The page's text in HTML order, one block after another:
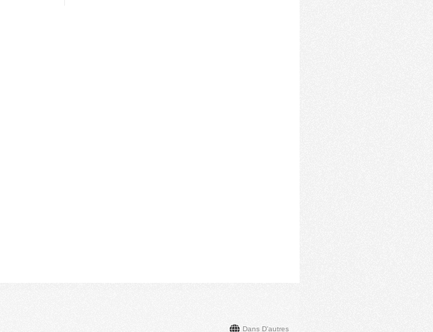
Dans D'autres